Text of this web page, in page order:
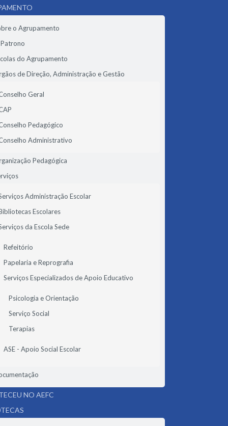
o Agrupamento
do Agrupamento
de Direção, Administração e Gestão
Geral
Pedagógico
Administrativo
Pedagógica
Administração Escolar
Escolares
da Escola Sede
Refeitório
Papelaria e Reprografia
Serviços Especializados de Apoio Educativo
Psicologia e Orientação
Serviço Social
Terapias
ASE - Apoio Social Escolar
NO AEFC